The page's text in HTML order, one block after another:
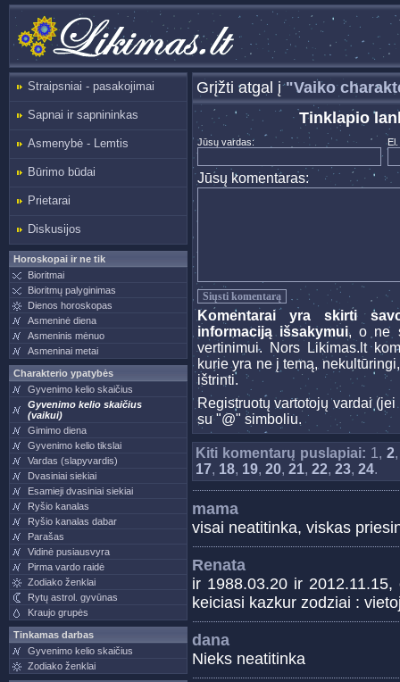
Straipsniai - pasakojimai
Sapnai ir sapnininkas
Asmenybė - Lemtis
Būrimo būdai
Prietarai
Diskusijos
Horoskopai ir ne tik
Bioritmai
Bioritmų palyginimas
Dienos horoskopas
Asmeninė diena
Asmeninis mėnuo
Asmeninai metai
Charakterio ypatybės
Gyvenimo kelio skaičius
Gyvenimo kelio skaičius
(vaikui)
Gimimo diena
Gyvenimo kelio tikslai
Vardas (slapyvardis)
Dvasiniai siekiai
Esamieji dvasiniai siekiai
Ryšio kanalas
Ryšio kanalas dabar
Parašas
Vidinė pusiausvyra
Pirma vardo raidė
Zodiako ženklai
Rytų astrol. gyvūnas
Kraujo grupės
Tinkamas darbas
Gyvenimo kelio skaičius
Zodiako ženklai
Grįžti atgal į"Vaiko
Tinklapio
Jūsų vardas:
Jūsų komentaras:
Komentarai yra skirti
informaciją išsakymui, o ne
vertinimui. Nors Likimas.lt
kurie yra ne į temą,
ištrinti.
Registruotų vartotojų vardai
su "@" simboliu.
Kiti komentarų puslapiai: 1,2
17, 18, 19, 20, 21, 22, 23, 24.
mama
visai neatitinka, viskas
Renata
ir 1988.03.20 ir
keiciasi kazkur zodziai :
dana
Nieks neatitinka